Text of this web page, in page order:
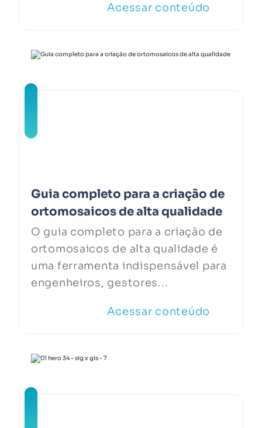
Acessar conteúdo
Guia completo para a criação de
ortomosaicos de alta qualidade
O guia completo para a criação de
ortomosaicos de alta qualidade é
uma ferramenta indispensável para
engenheiros, gestores...
Acessar conteúdo